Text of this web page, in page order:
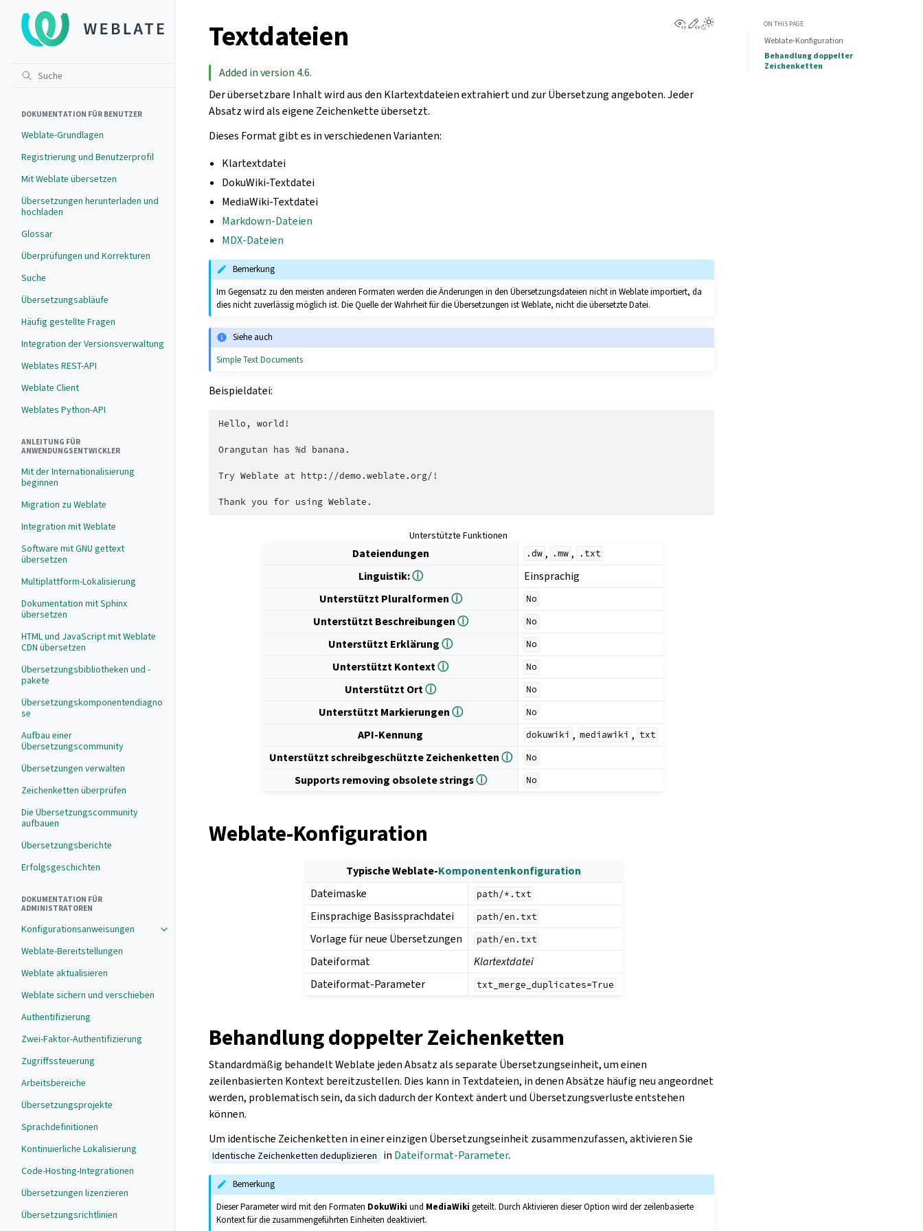
DOKUMENTATION FÜR BENUTZER
Weblate-Grundlagen
Registrierung und Benutzerprofil
Mit Weblate übersetzen
Übersetzungen herunterladen und
hochladen
Glossar
Überprüfungen und Korrekturen
Suche
Übersetzungsabläufe
Häufig gestellte Fragen
Integration der Versionsverwaltung
Weblates REST-API
Weblate Client
Weblates Python-API
ANLEITUNG FÜR
ANWENDUNGSENTWICKLER
Mit der Internationalisierung
beginnen
Migration zu Weblate
Integration mit Weblate
Software mit GNU gettext
übersetzen
Multiplattform-Lokalisierung
Dokumentation mit Sphinx
übersetzen
HTML und JavaScript mit Weblate
CDN übersetzen
Übersetzungsbibliotheken und -
pakete
Übersetzungskomponentendiagno
se
Aufbau einer
Übersetzungscommunity
Übersetzungen verwalten
Zeichenketten überprüfen
Die Übersetzungscommunity
aufbauen
Übersetzungsberichte
Erfolgsgeschichten
DOKUMENTATION FÜR
ADMINISTRATOREN
Konfigurationsanweisungen
Weblate-Bereitstellungen
Weblate aktualisieren
Weblate sichern und verschieben
Authentifizierung
Zwei-Faktor-Authentifizierung
Zugriffssteuerung
Arbeitsbereiche
Übersetzungsprojekte
Sprachdefinitionen
Kontinuierliche Lokalisierung
Code-Hosting-Integrationen
Übersetzungen lizenzieren
Übersetzungsrichtlinien
View this page
Edit this page
Textdateien
Added in version 4.6.
Der übersetzbare Inhalt wird aus den Klartextdateien extrahiert und zur Übersetzung angeboten. Jeder
Absatz wird als eigene Zeichenkette übersetzt.
Dieses Format gibt es in verschiedenen Varianten:
Klartextdatei
DokuWiki-Textdatei
MediaWiki-Textdatei
Markdown-Dateien
MDX-Dateien
Bemerkung
Im Gegensatz zu den meisten anderen Formaten werden die Änderungen in den Übersetzungsdateien nicht in Weblate importiert, da
dies nicht zuverlässig möglich ist. Die Quelle der Wahrheit für die Übersetzungen ist Weblate, nicht die übersetzte Datei.
Siehe auch
Simple Text Documents
Beispieldatei:
Hello, world!
Orangutan has %d banana.
Try Weblate at http://demo.weblate.org/!
Unterstützte Funktionen
Dateiendungen .dw , .mw , .txt
Linguistik:ⓘ
Einsprachig
Unterstützt Pluralformenⓘ No
Unterstützt Beschreibungenⓘ No
Unterstützt Erklärungⓘ No
Unterstützt Kontextⓘ No
Unterstützt Ortⓘ No
Unterstützt Markierungenⓘ No
API-Kennung dokuwiki , mediawiki , txt
Unterstützt schreibgeschützte Zeichenkettenⓘ No
Supports removing obsolete stringsⓘ No
Weblate-Konfiguration
Typische Weblate-Komponentenkonfiguration
Dateimaske
path/*.txt
Einsprachige Basissprachdatei path/en.txt
Vorlage für neue Übersetzungen path/en.txt
Dateiformat
Klartextdatei
Dateiformat-Parameter
txt_merge_duplicates=True
Behandlung doppelter Zeichenketten
Standardmäßig behandelt Weblate jeden Absatz als separate Übersetzungseinheit, um einen
zeilenbasierten Kontext bereitzustellen. Dies kann in Textdateien, in denen Absätze häufig neu angeordnet
werden, problematisch sein, da sich dadurch der Kontext ändert und Übersetzungsverluste entstehen
können.
Um identische Zeichenketten in einer einzigen Übersetzungseinheit zusammenzufassen, aktivieren Sie
Identische Zeichenketten deduplizieren in Dateiformat-Parameter.
Bemerkung
Dieser Parameter wird mit den Formaten DokuWiki und MediaWiki geteilt. Durch Aktivieren dieser Option wird der zeilenbasierte
Kontext für die zusammengeführten Einheiten deaktiviert.
ON THIS PAGE
Weblate-Konfiguration
Behandlung doppelter
Zeichenketten